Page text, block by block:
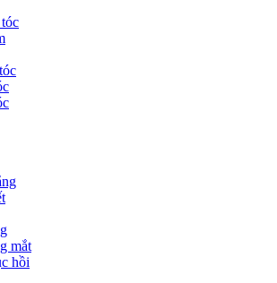
mắt
hồi